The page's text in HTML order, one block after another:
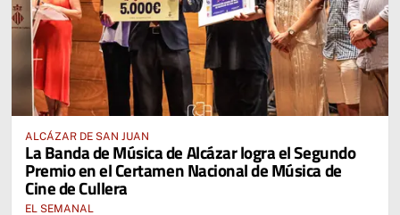
ALCÁZAR DE SAN JUAN
La Banda de Música de Alcázar logra el Segundo
Premio en el Certamen Nacional de Música de
Cine de Cullera
EL SEMANAL